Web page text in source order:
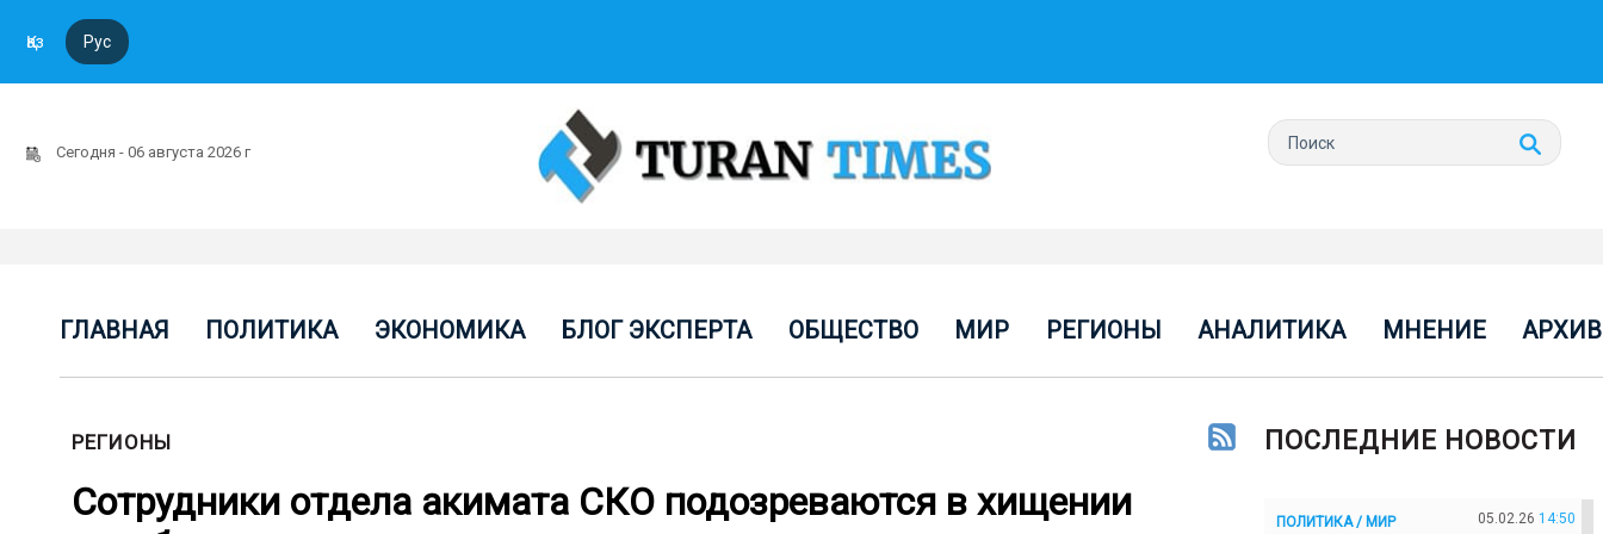
Қаз Рус
Сегодня - 06 августа 2026 г
ГЛАВНАЯ ПОЛИТИКА ЭКОНОМИКА БЛОГ ЭКСПЕРТА ОБЩЕСТВО МИР РЕГИОНЫ АНАЛИТИКА МНЕНИЕ АРХИВ
РЕГИОНЫ
Сотрудники отдела акимата СКО подозреваются в хищении
ПОСЛЕДНИЕ НОВОСТИ
ПОЛИТИКА / МИР 05.02.26 14:50